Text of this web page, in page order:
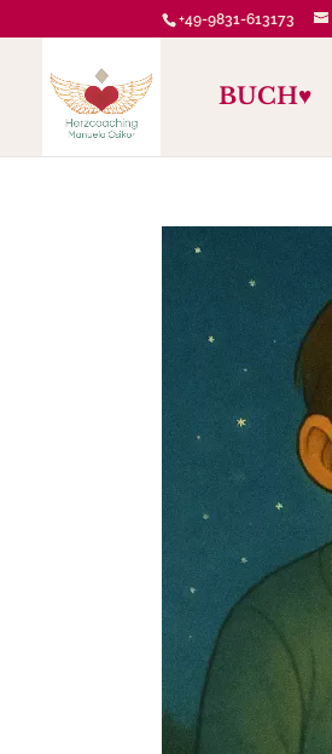
+49-9831-613173
BUCH♥️